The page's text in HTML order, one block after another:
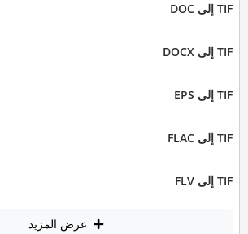
TIF إلى DOC
TIF إلى DOCX
TIF إلى EPS
TIF إلى FLAC
TIF إلى FLV
عرض المزيد